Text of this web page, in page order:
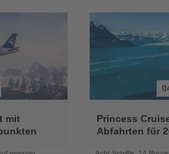
mit
Sie
die
Princess
Abfahrten für